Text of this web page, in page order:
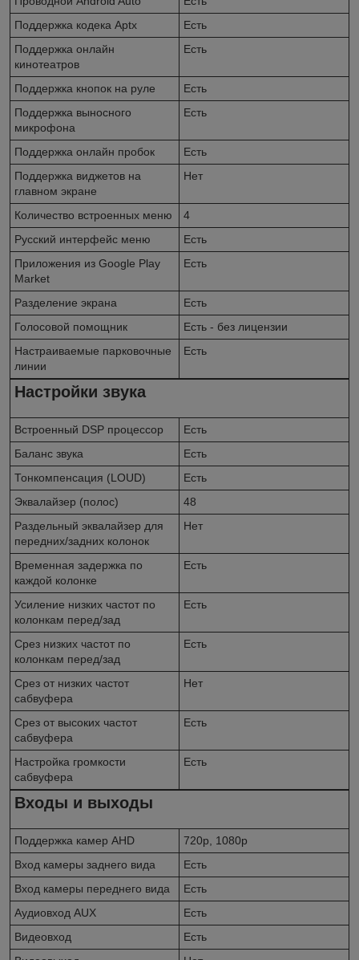
Поддержка кодека Aptx
Есть
Поддержка онлайн
кинотеатров
Есть
Поддержка кнопок на руле
Есть
Поддержка выносного
микрофона
Есть
Поддержка онлайн пробок
Есть
Поддержка виджетов на
главном экране
Нет
Количество встроенных меню
4
Русский интерфейс меню
Есть
Приложения из Google Play
Market
Есть
Разделение экрана
Есть
Голосовой помощник
Есть - без лицензии
Настраиваемые парковочные
линии
Есть
Настройки звука
Встроенный DSP процессор
Есть
Баланс звука
Есть
Тонкомпенсация (LOUD)
Есть
Эквалайзер (полос)
48
Раздельный эквалайзер для
передних/задних колонок
Нет
Временная задержка по
каждой колонке
Есть
Усиление низких частот по
колонкам перед/зад
Есть
Срез низких частот по
колонкам перед/зад
Есть
Срез от низких частот
сабвуфера
Нет
Срез от высоких частот
сабвуфера
Есть
Настройка громкости
сабвуфера
Есть
Входы и выходы
Поддержка камер AHD
720p, 1080p
Вход камеры заднего вида
Есть
Вход камеры переднего вида
Есть
Аудиовход AUX
Есть
Видеовход
Есть